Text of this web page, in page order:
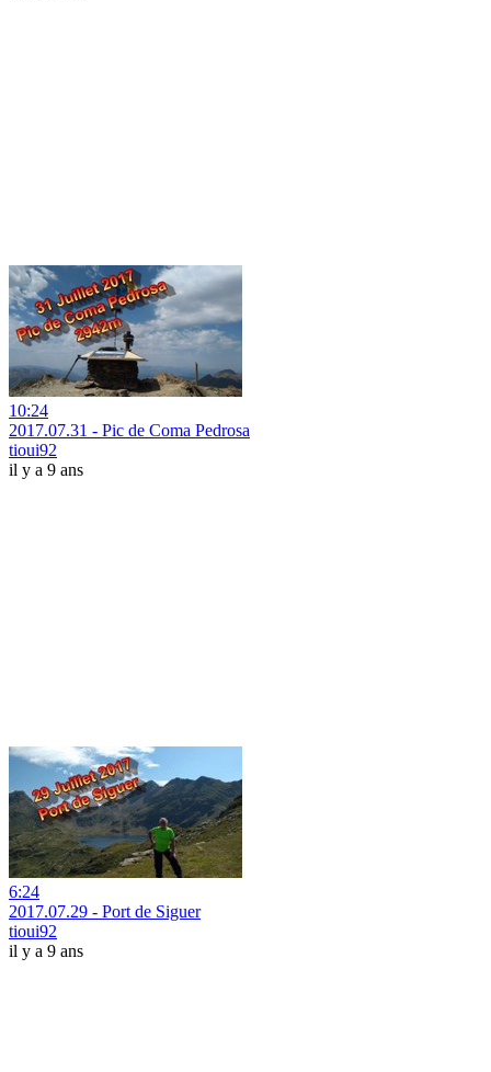
10:24
2017.07.31 - Pic de Coma Pedrosa
tioui92
il y a 9 ans
6:24
2017.07.29 - Port de Siguer
tioui92
il y a 9 ans